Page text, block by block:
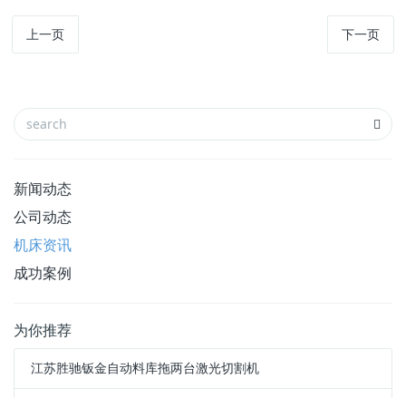
上一页 下一页
新闻动态
公司动态
机床资讯
成功案例
为你推荐
江苏胜驰钣金自动料库拖两台激光切割机